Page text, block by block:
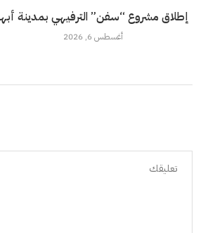
إطلاق مشروع “سفن” الترفيهي بمدينة
أغسطس 6, 2026